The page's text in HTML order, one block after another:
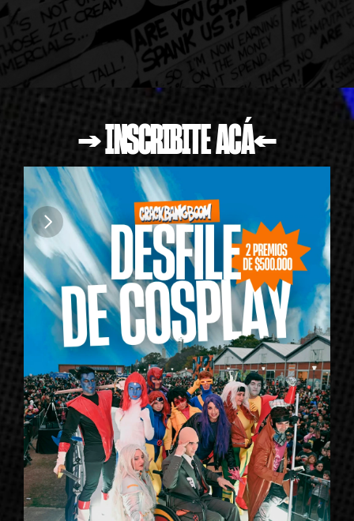
anualmenteenlaciudad deRosariodesde el
2010
→ INSCRIBITE ACÁ←